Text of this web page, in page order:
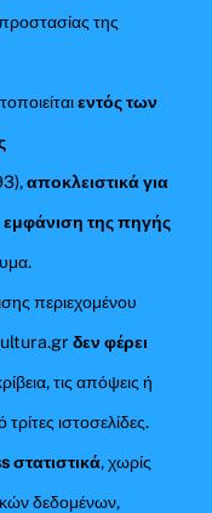
της
εντός των
αποκλειστικά για
εμφάνιση της πηγής
περιεχομένου
δεν φέρει
τις απόψεις ή
ιστοσελίδες.
στατιστικά, χωρίς
δεδομένων,